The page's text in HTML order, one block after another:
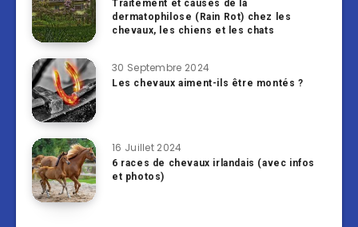
Traitement et causes de la
dermatophilose (Rain Rot) chez les
chevaux, les chiens et les chats
30 Septembre 2024
Les chevaux aiment-ils être montés ?
16 Juillet 2024
6 races de chevaux irlandais (avec infos
et photos)